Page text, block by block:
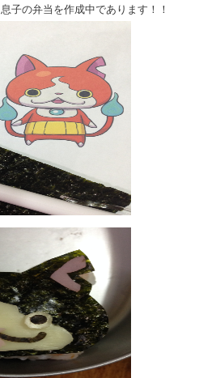
子の弁当を作成中であります！！